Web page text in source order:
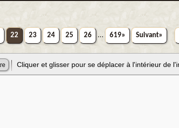
22 23 24 25 26 ... 619» Suivant»